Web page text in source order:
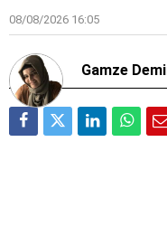
08/08/2026 16:05
Gamze